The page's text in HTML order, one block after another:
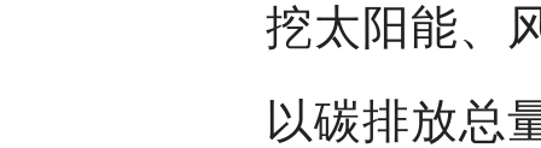
挖太阳能、
以碳排放总